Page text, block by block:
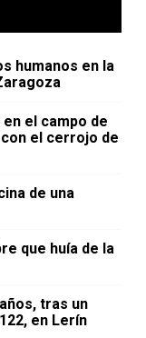
humanos en la
el campo de
el cerrojo de
de una
que huía de la
tras un
en Lerín